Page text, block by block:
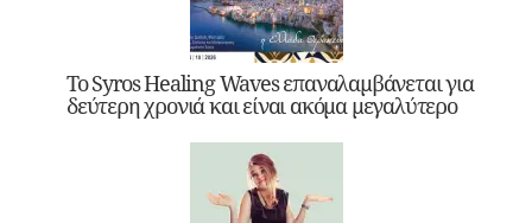
Το Syros Healing Waves επαναλαμβάνεται για
δεύτερη χρονιά και είναι ακόμα μεγαλύτερο